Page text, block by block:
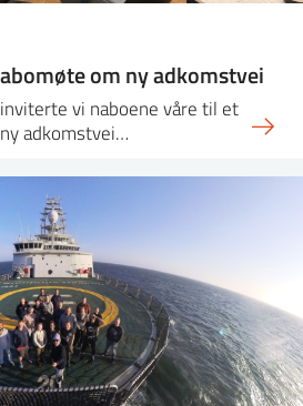
om ny adkomstvei
vi naboene våre til et
adkomstvei…